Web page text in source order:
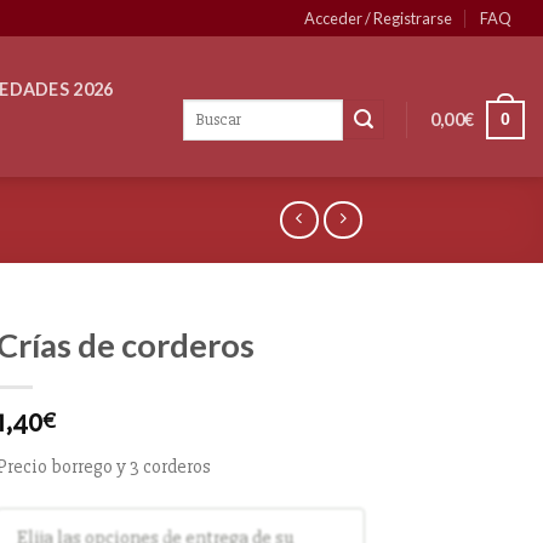
Acceder / Registrarse FAQ
2026
0,00€ 0
de corderos
€
borrego y 3 corderos
Elija las opciones de entrega de su